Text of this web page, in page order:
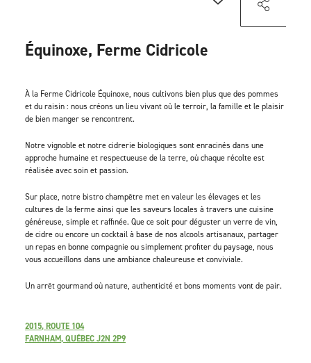
2015, ROUTE 104
FARNHAM, QUÉBEC J2N 2P9
Équinoxe, Ferme Cidricole
À la Ferme Cidricole Équinoxe, nous cultivons bien plus que des pommes
et du raisin : nous créons un lieu vivant où le terroir, la famille et le plaisir
de bien manger se rencontrent.
Notre vignoble et notre cidrerie biologiques sont enracinés dans une
approche humaine et respectueuse de la terre, où chaque récolte est
réalisée avec soin et passion.
Sur place, notre bistro champêtre met en valeur les élevages et les
cultures de la ferme ainsi que les saveurs locales à travers une cuisine
généreuse, simple et raffinée. Que ce soit pour déguster un verre de vin,
de cidre ou encore un cocktail à base de nos alcools artisanaux, partager
un repas en bonne compagnie ou simplement profiter du paysage, nous
vous accueillons dans une ambiance chaleureuse et conviviale.
Un arrêt gourmand où nature, authenticité et bons moments vont de pair.